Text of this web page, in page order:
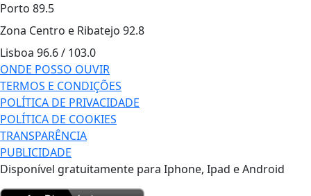
Porto 89.5
Zona Centro e Ribatejo 92.8
Lisboa 96.6 / 103.0
ONDE POSSO OUVIR
TERMOS E CONDIÇÕES
POLÍTICA DE PRIVACIDADE
POLÍTICA DE COOKIES
TRANSPARÊNCIA
PUBLICIDADE
Disponível gratuitamente para Iphone, Ipad e Android